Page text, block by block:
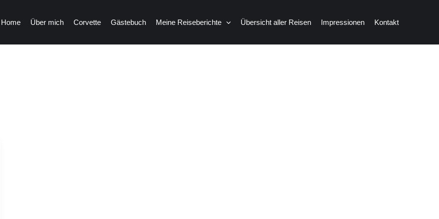
Home Über mich Corvette Gästebuch Meine Reiseberichte Übersicht aller Reisen Impressionen Kontakt